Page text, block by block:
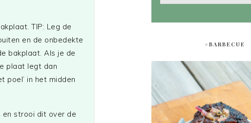
TIP: Leg de
en de onbedekte
bakplaat. Als je de
plaat legt dan
poel’ in het midden
en strooi dit over de
#BARBECUE